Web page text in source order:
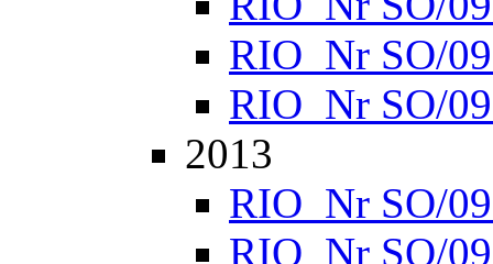
RIO_Nr SO/
RIO_Nr SO/
2013
RIO_Nr SO/
RIO_Nr SO/